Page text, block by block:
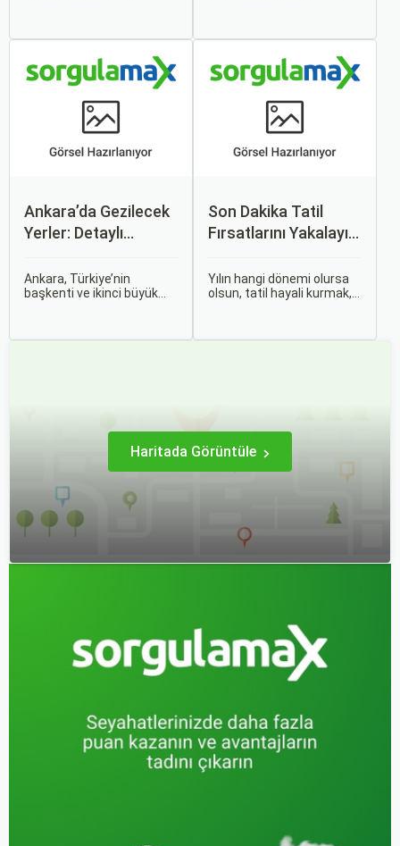
rağmen modern dünyanın
dinamikleriyle uyum içinde
yollarından biridir.
Ankara’da Gezilecek
Yerler: Detaylı
Ankara, Türkiye’nin
başkenti ve ikinci büyük
imkanları sunmaktadır.
Son Dakika Tatil
Fırsatlarını Yakalayın:
İpuçları
Yılın hangi dönemi olursa
olsun, tatil hayali kurmak,
Haritada Görüntüle